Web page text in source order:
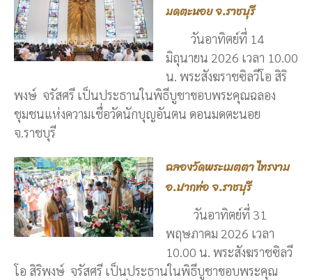
มดตะนอย จ.ราชบุรี
วันอาทิตย์ที่ 14
มิถุนายน 2026 เวลา 10.00
น. พระสังฆราชซิลวีโอ สิริ
พงษ์ จรัสศรี เป็นประธานในพิธีบูชาขอบพระคุณฉลอง
ชุมชนแห่งความเชื่อวัดนักบุญอันตน ดอนมดตะนอย
จ.ราชบุรี
ฉลองวัดพระเมตตา ไทรงาม
อ.ปากท่อ จ.ราชบุรี
วันอาทิตย์ที่ 31
พฤษภาคม 2026 เวลา
10.00 น. พระสังฆราชซิลวี
โอ สิริพงษ์ จรัสศรี เป็นประธานในพิธีบูชาขอบพระคุณ